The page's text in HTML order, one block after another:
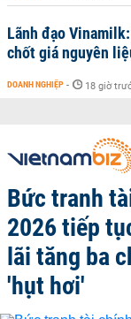
Lãnh đạo
chốt giá nguyên
DOANH NGHIỆP - 18 giờ
Bức tranh
2026 tiếp
lãi tăng ba
'hụt hơi'